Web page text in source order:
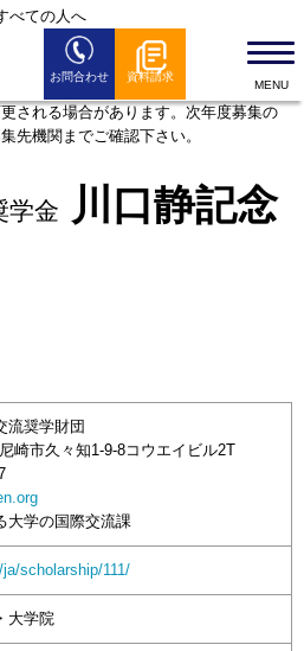
べての人へ
お問合わせ 資料請求
される場合があります。次年度募集の
先機関までご確認下さい。
学金
川口静記念
流奨学財団
崎市久々知1-9-8コウエイビル2T
大学の国際交流課
scholarship/111/
大学院